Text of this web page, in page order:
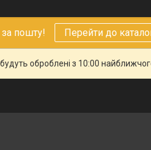
за пошту! Перейти до
оброблені з 10:00